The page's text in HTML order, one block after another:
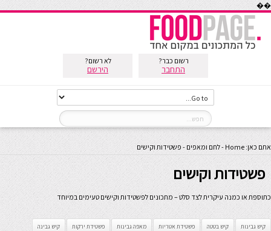
��
רשום כבר?
התחבר
לא רשום?
הירשם
אתם כאן: Home
-לחם ומאפים - פשטידות וקישים
פשטידות וקישים
כתוספת או כמנה עיקרית לצד סלט – מתכונים לפשטידות וקישים טעימים במיוחד
קיש גבינות קיש בטטה פשטידת אטריות מאפה גבינות פשטידת ירקות קיש גבינה